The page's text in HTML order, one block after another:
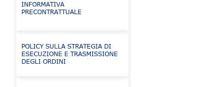
INFORMATIVA
PRECONTRATTUALE
POLICY SULLA STRATEGIA DI
ESECUZIONE E TRASMISSIONE
DEGLI ORDINI